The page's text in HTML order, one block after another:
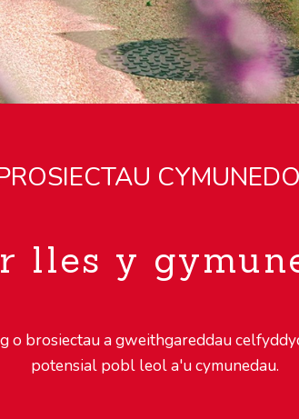
lles y
o brosiectau a gweithgareddau
potensial pobl leol a'u cymunedau.